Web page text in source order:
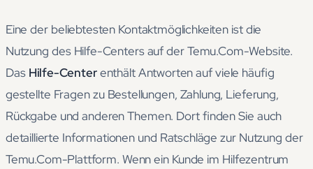
Eine der beliebtesten Kontaktmöglichkeiten ist die
Nutzung des Hilfe-Centers auf der Temu.Com-Website.
Das Hilfe-Centerenthält Antworten auf viele häufig
gestellte Fragen zu Bestellungen, Zahlung, Lieferung,
Rückgabe und anderen Themen. Dort finden Sie auch
detaillierte Informationen und Ratschläge zur Nutzung der
Temu.Com-Plattform. Wenn ein Kunde im Hilfezentrum